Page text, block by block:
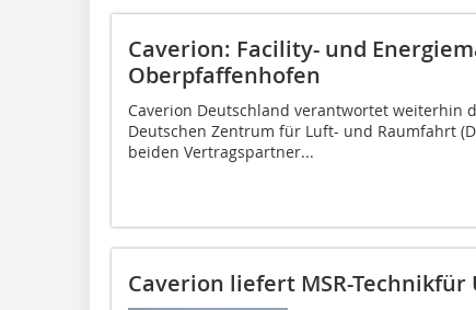
Caverion: Facility- und
Oberpfaffenhofen
Caverion Deutschland verantwortet weiterhin
Deutschen Zentrum für Luft- und Raumfahrt
beiden Vertragspartner...
Caverion liefert MSR-